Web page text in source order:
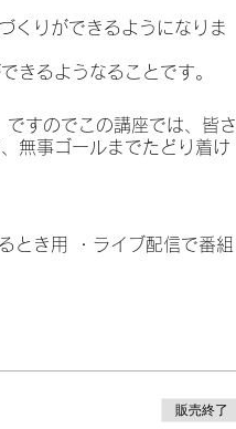
くりができるようになりま
きるようなることです。
すのでこの講座では、皆さ
無事ゴールまでたどり着け
とき用 ・ライブ配信で番組
販売終了